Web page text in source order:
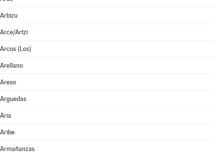
Arbizu
Arce/Artzi
Arcos (Los)
Arellano
Areso
Arguedas
Aria
Aribe
Armañanzas